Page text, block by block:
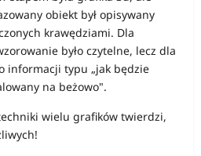
obiekt był opisywany
krawędziami. Dla
było czytelne, lecz dla
informacji typu „jak będzie
na beżowo".
wielu grafików twierdzi,